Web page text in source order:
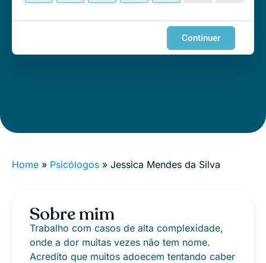
Continuer
Home » Psicólogos » Jessica Mendes da Silva
Sobre mim
Trabalho com casos de alta complexidade,
onde a dor muitas vezes não tem nome.
Acredito que muitos adoecem tentando caber